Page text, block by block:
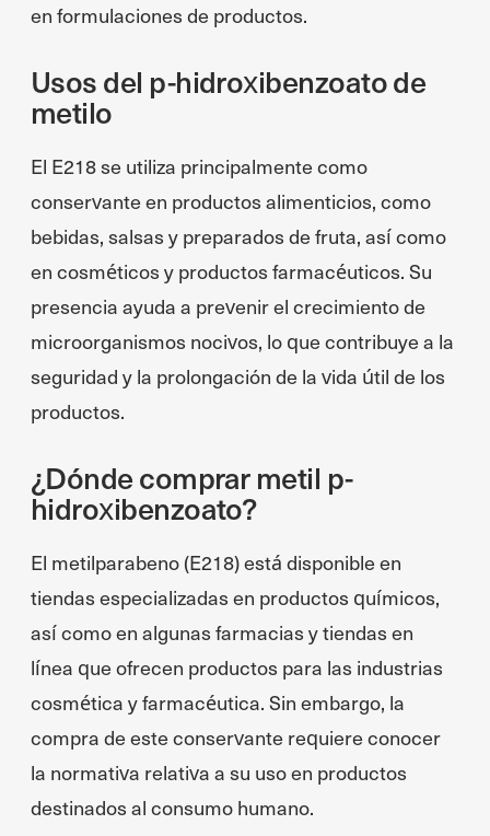
en formulaciones de productos.
Usos del p-hidroxibenzoato de
metilo
El E218 se utiliza principalmente como
conservante en productos alimenticios, como
bebidas, salsas y preparados de fruta, así como
en cosméticos y productos farmacéuticos. Su
presencia ayuda a prevenir el crecimiento de
microorganismos nocivos, lo que contribuye a la
seguridad y la prolongación de la vida útil de los
productos.
¿Dónde comprar metil p-
hidroxibenzoato?
El metilparabeno (E218) está disponible en
tiendas especializadas en productos químicos,
así como en algunas farmacias y tiendas en
línea que ofrecen productos para las industrias
cosmética y farmacéutica. Sin embargo, la
compra de este conservante requiere conocer
la normativa relativa a su uso en productos
destinados al consumo humano.